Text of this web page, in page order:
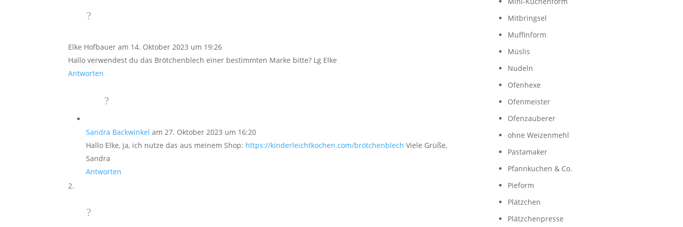
Elke Hofbauer am 14. Oktober 2023 um 19:26
Hallo verwendest du das Brötchenblech einer bestimmten Marke bitte? Lg Elke
Antworten
Sandra Backwinkel am 27. Oktober 2023 um 16:20
Hallo Elke, ja, ich nutze das aus meinem Shop: https://kinderleichtkochen.com/brötchenblech Viele Grüße,
Sandra
Antworten
Mitbringsel
Muffinform
Müslis
Nudeln
Ofenhexe
Ofenmeister
Ofenzauberer
ohne Weizenmehl
Pastamaker
Pfannkuchen & Co.
Pieform
Plätzchen
Plätzchenpresse